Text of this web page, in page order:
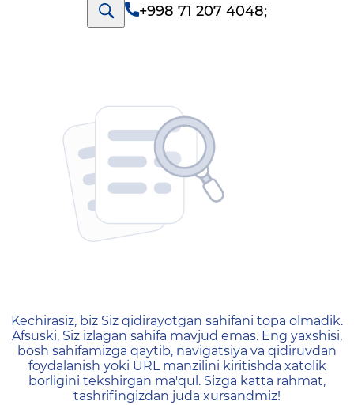
+998 71 207 4048;
404 — Страница не
Kechirasiz, biz Siz qidirayotgan sahifani topa olmadik.
Afsuski, Siz izlagan sahifa mavjud emas. Eng yaxshisi,
bosh sahifamizga qaytib, navigatsiya va qidiruvdan
foydalanish yoki URL manzilini kiritishda xatolik
borligini tekshirgan ma'qul. Sizga katta rahmat,
tashrifingizdan juda xursandmiz!